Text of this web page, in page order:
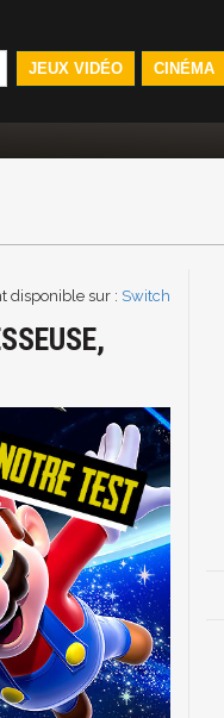
JEUX VIDÉO CINÉMA
disponible sur : Switch